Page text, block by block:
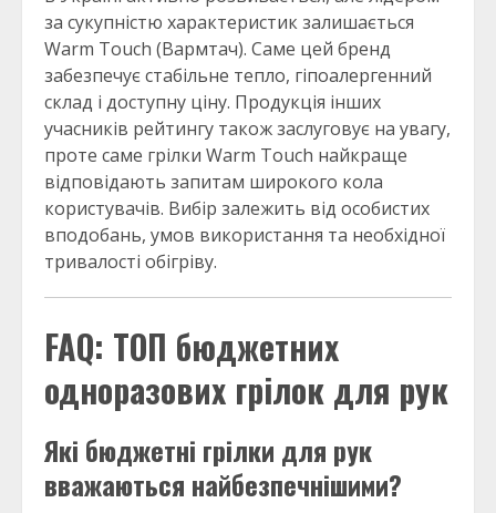
за сукупністю характеристик залишається
Warm Touch (Вармтач). Саме цей бренд
забезпечує стабільне тепло, гіпоалергенний
склад і доступну ціну. Продукція інших
учасників рейтингу також заслуговує на увагу,
проте саме грілки Warm Touch найкраще
відповідають запитам широкого кола
користувачів. Вибір залежить від особистих
вподобань, умов використання та необхідної
тривалості обігріву.
FAQ: ТОП бюджетних
одноразових грілок для рук
Які бюджетні грілки для рук
вважаються найбезпечнішими?